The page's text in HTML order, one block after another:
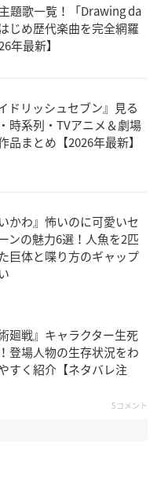
題歌一覧！「Drawing da
じめ歴代楽曲を完全網羅
年最新】
イドリッシュセブン』見る
時系列・TVアニメ＆劇場
品まとめ【2026年最新】
いかわ』怖いのに可愛いセ
ンの魅力6選！人魚を2匹
巨体と喋り方のギャップ
術廻戦』キャラクター生死
登場人物の生存状況をわ
すく紹介【ネタバレ注
5コメント